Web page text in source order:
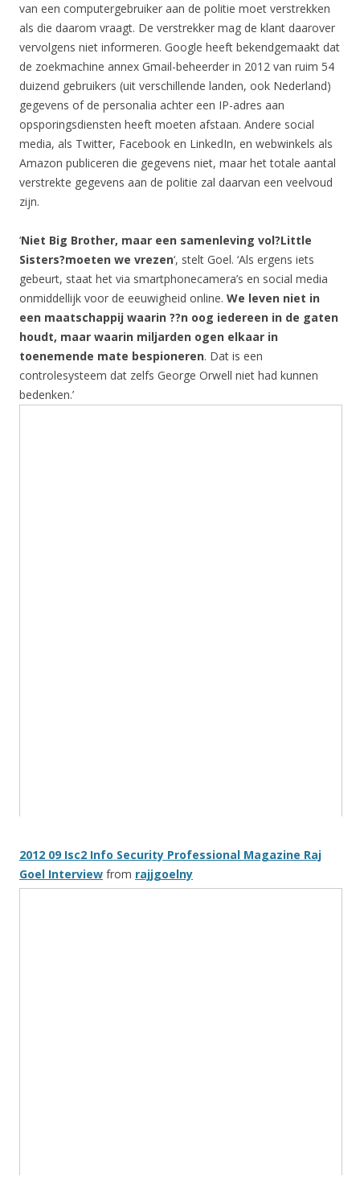
van een computergebruiker aan de politie moet verstrekken
als die daarom vraagt. De verstrekker mag de klant daarover
vervolgens niet informeren. Google heeft bekendgemaakt dat
de zoekmachine annex Gmail-beheerder in 2012 van ruim 54
duizend gebruikers (uit verschillende landen, ook Nederland)
gegevens of de personalia achter een IP-adres aan
opsporingsdiensten heeft moeten afstaan. Andere social
media, als Twitter, Facebook en LinkedIn, en webwinkels als
Amazon publiceren die gegevens niet, maar het totale aantal
verstrekte gegevens aan de politie zal daarvan een veelvoud
zijn.
‘Niet Big Brother, maar een samenleving vol?Little
Sisters?moeten we vrezen‘, stelt Goel. ‘Als ergens iets
gebeurt, staat het via smartphonecamera’s en social media
onmiddellijk voor de eeuwigheid online. We leven niet in
een maatschappij waarin ??n oog iedereen in de gaten
houdt, maar waarin miljarden ogen elkaar in
toenemende mate bespioneren. Dat is een
controlesysteem dat zelfs George Orwell niet had kunnen
bedenken.’
2012 09 Isc2 Info Security Professional Magazine Raj
Goel Interview from rajjgoelny